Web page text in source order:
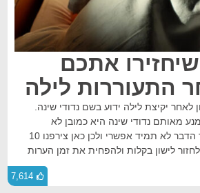
שיחזירו אתכם
התעוררות לילה
לאחר יקיצת לילה ידוע בשם נדודי שינה.
מאותם נדודי שינה היא כמובן לא
להתעורר מלכתחילה אך הדבר לא תמיד אפשרי ולכן כאן צירפנו 10
לישון בקלות ולהפחית את זמן הערות
7,614